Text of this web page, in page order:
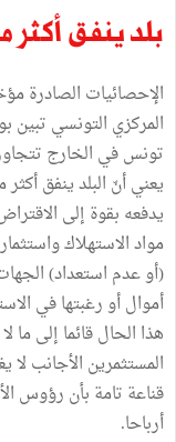
بلد ينفق أكثر
الإحصائيات الصادرة
المركزي التونسي تبين
تونس في الخارج
يعني أنّ البلد ينفق
يدفعه بقوة إلى
مواد الاستهلاك
(أو عدم استعداد)
أموال أو رغبتها في
هذا الحال قائما إلى ما
المستثمرين الأجانب
قناعة تامة بأن رؤوس
أرباحا.